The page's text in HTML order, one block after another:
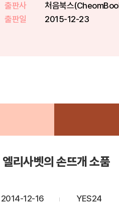
출판사
처음북스
출판일
2015-12-23
엘리사벳의 손뜨개 소품
2014-12-16
YES24